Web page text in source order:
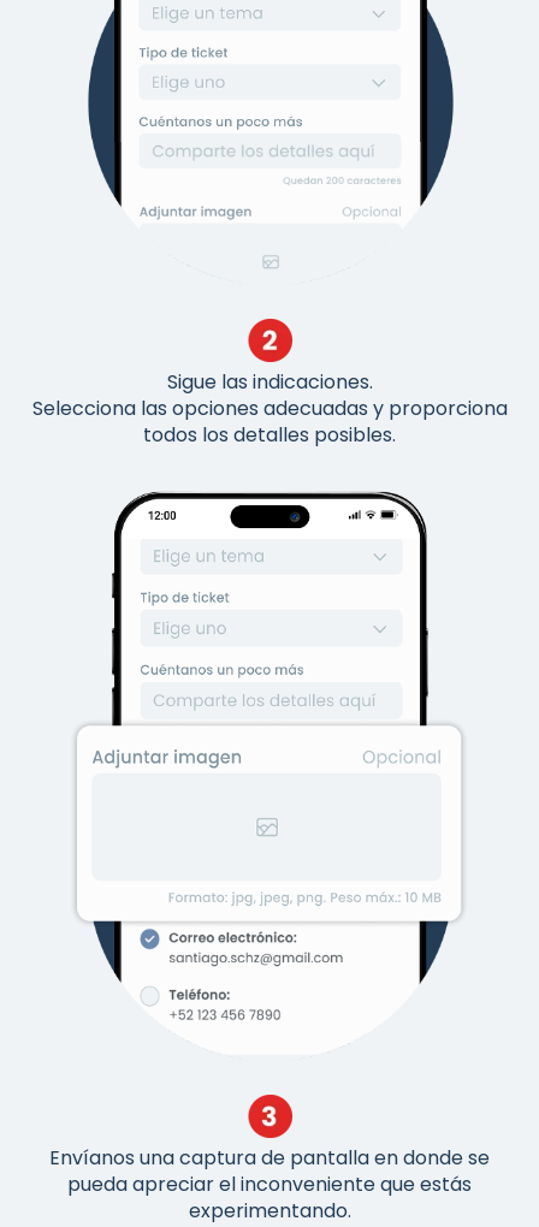
Sigue las indicaciones.
Selecciona las opciones adecuadas y proporciona
todos los detalles posibles.
Envíanos una captura de pantalla en donde se
pueda apreciar el inconveniente que estás
experimentando.